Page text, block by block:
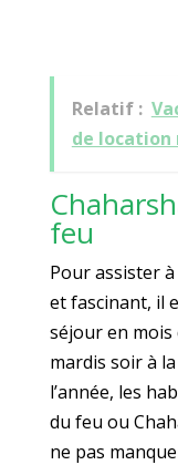
Relatif :
de location
feu
Pour assister
et fascinant, il
séjour en mois
mardis soir à
l’année, les
du feu ou
ne pas